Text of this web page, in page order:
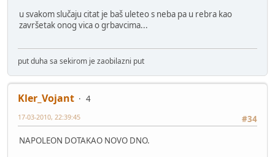
u svakom slučaju citat je baš uleteo s neba pa u rebra kao
završetak onog vica o grbavcima...
put duha sa sekirom je zaobilazni put
Kler_Vojant
4
#34
17-03-2010, 22:39:45
NAPOLEON DOTAKAO NOVO DNO.